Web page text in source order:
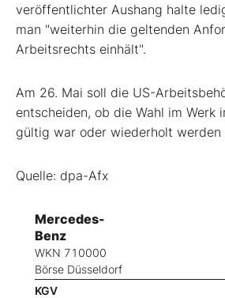
veröffentlichter Aushang halte
man "weiterhin die geltenden
Arbeitsrechts einhält".
Am 26. Mai soll die US-
entscheiden, ob die Wahl im Werk
gültig war oder wiederholt werden
Quelle: dpa-Afx
Mercedes-
Benz
WKN 710000
Börse Düsseldorf
KGV